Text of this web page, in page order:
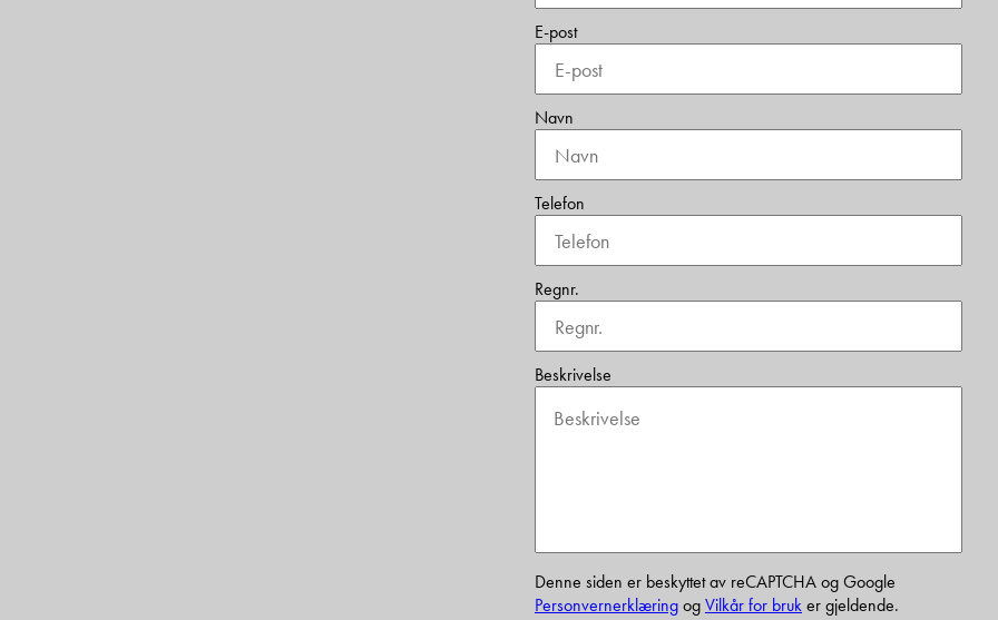
E-post
Navn
Telefon
Regnr.
Beskrivelse
Denne siden er beskyttet av reCAPTCHA og Google
PersonvernerklæringogVilkår for bruker gjeldende.